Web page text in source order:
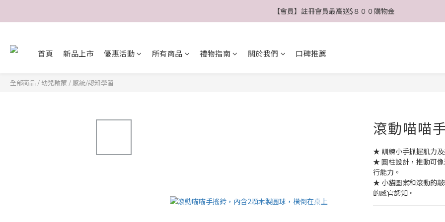
【公告】4/21(二)起 價格調整事宜
【會員】註冊會員最高送$８００購物金
首頁 新品上市 優惠活動 所有商品 禮物指南 關於我們 口碑推薦
全部商品 / 幼兒啟蒙 / 感統/認知學習
滾動喵喵
★ 訓練小手抓握肌力
★ 圓柱設計，推動可
行能力。
★ 小貓圖案和滾動的
的感官認知。